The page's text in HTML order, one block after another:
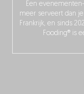
Een
meer serveert dan
Frankrijk, en sinds
Fooding® is